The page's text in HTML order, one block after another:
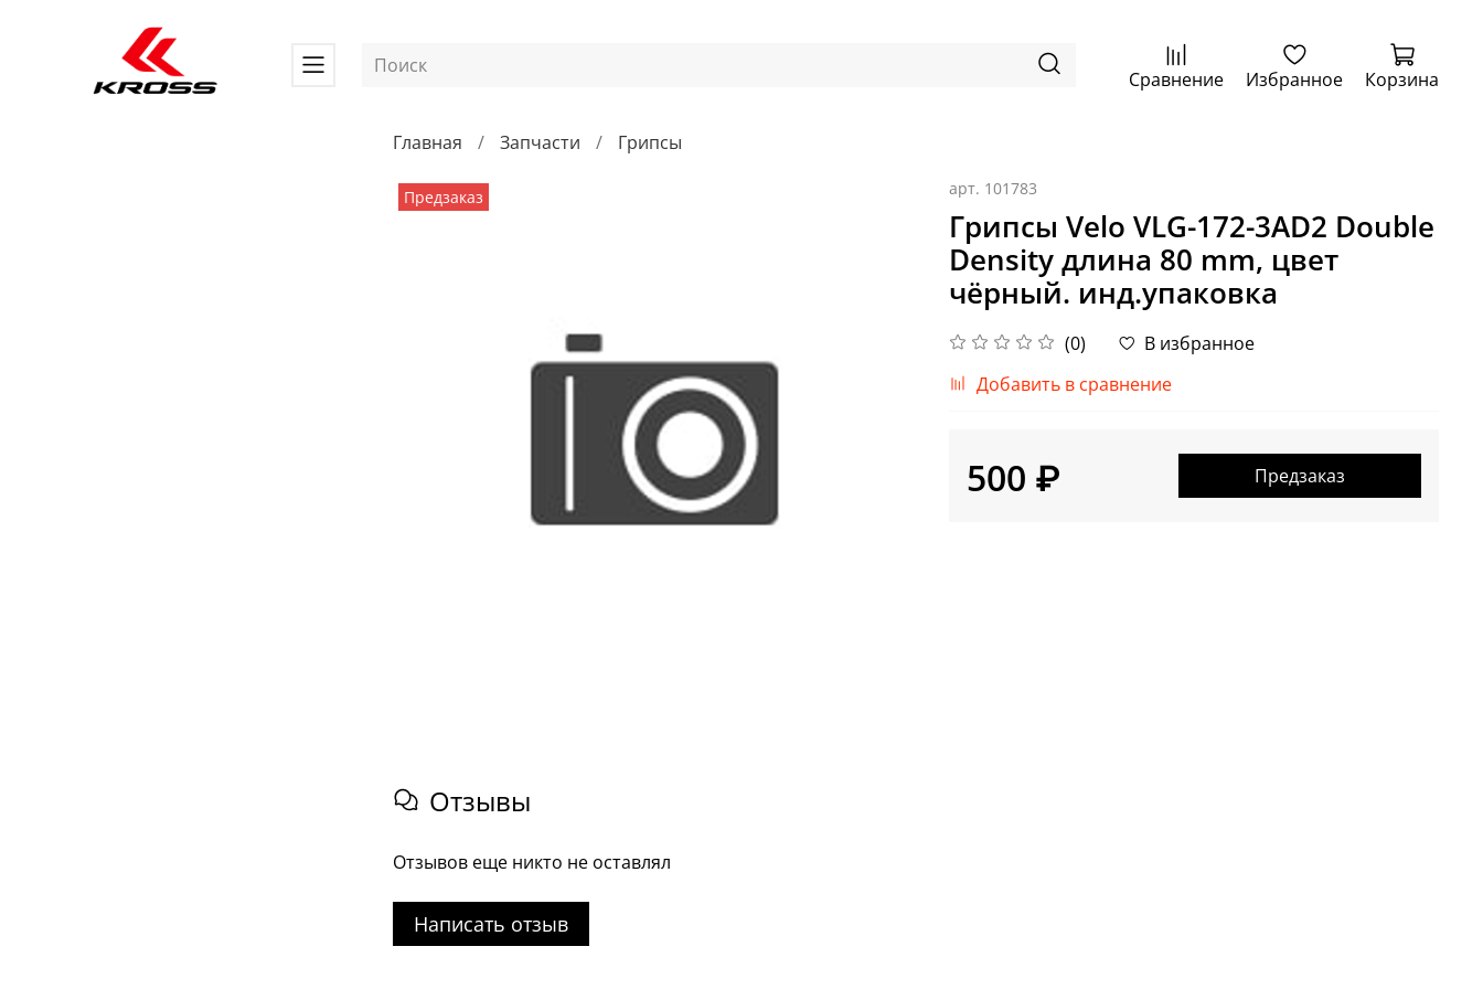
Сравнение Избранное Корзина
Главная Запчасти Грипсы
Предзаказ арт. 101783
Грипсы Velo VLG-172-3AD2 Double
Density длина 80 mm, цвет
чёрный. инд.упаковка
(0)
В избранное
Добавить в сравнение
500 ₽ Предзаказ
Отзывы
Отзывов еще никто не оставлял
Написать отзыв